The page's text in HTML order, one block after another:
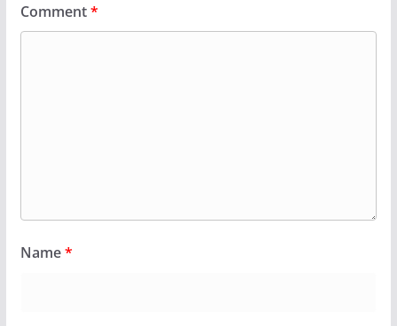
Comment*
Name*